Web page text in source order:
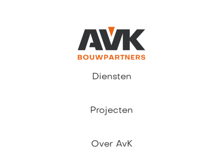
Diensten
Projecten
Over AvK